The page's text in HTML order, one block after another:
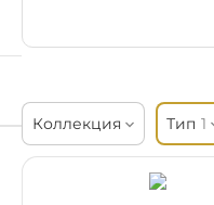
Коллекция Тип 1